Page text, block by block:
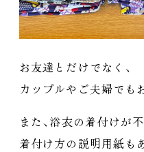
お友達とだけでなく 、
カップルやご夫婦でも
また、浴衣の着付けが
着付け方の説明用紙も